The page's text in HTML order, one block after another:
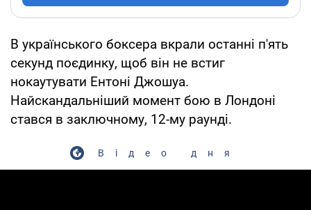
В українського боксера вкрали останні п'ять
секунд поєдинку, щоб він не встиг
нокаутувати Ентоні Джошуа.
Найскандальніший момент бою в Лондоні
стався в заключному, 12-му раунді.
Відео дня